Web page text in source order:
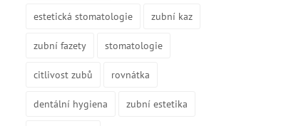
estetická stomatologie zubní kaz
zubní fazety stomatologie
citlivost zubů rovnátka
dentální hygiena zubní estetika